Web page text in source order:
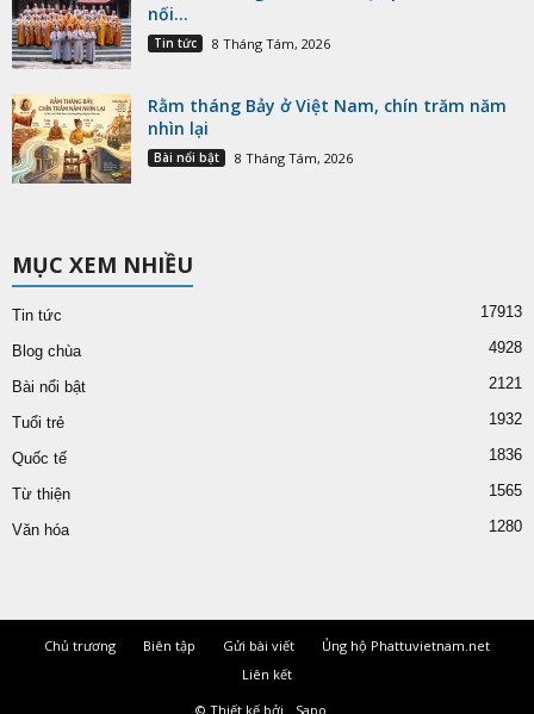
nối...
Tin tức 8 Tháng Tám, 2026
Rằm tháng Bảy ở Việt Nam, chín trăm năm
nhìn lại
Bài nổi bật 8 Tháng Tám, 2026
MỤC XEM NHIỀU
Tin tức 17913
Blog chùa 4928
Bài nổi bật 2121
Tuổi trẻ 1932
Quốc tế 1836
Từ thiện 1565
Văn hóa 1280
Chủ trương Biên tập Gửi bài viết
Ủng hộ Phattuvietnam.net
Liên kết
© Thiết kế bởi
Sapo